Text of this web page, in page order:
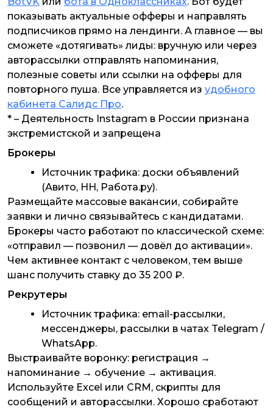
показывать актуальные офферы и направлять
подписчиков прямо на лендинги. А главное — вы
сможете «дотягивать» лиды: вручную или через
авторассылки отправлять напоминания,
полезные советы или ссылки на офферы для
повторного пуша. Все управляется из удобного
кабинета Салидс Про.
* – Деятельность Instagram в России признана
экстремистской и запрещена
Брокеры
Источник трафика: доски объявлений
(Авито, HH, Работа.ру).
Размещайте массовые вакансии, собирайте
заявки и лично связывайтесь с кандидатами.
Брокеры часто работают по классической схеме:
«отправил — позвонил — довёл до активации».
Чем активнее контакт с человеком, тем выше
шанс получить ставку до 35 200 ₽.
Рекрутеры
Источник трафика: email-рассылки,
мессенджеры, рассылки в чатах Telegram /
WhatsApp.
Выстраивайте воронку: регистрация →
напоминание → обучение → активация.
Используйте Excel или CRM, скрипты для
сообщений и авторассылки. Хорошо сработают